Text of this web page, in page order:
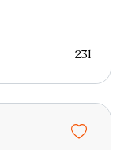
231